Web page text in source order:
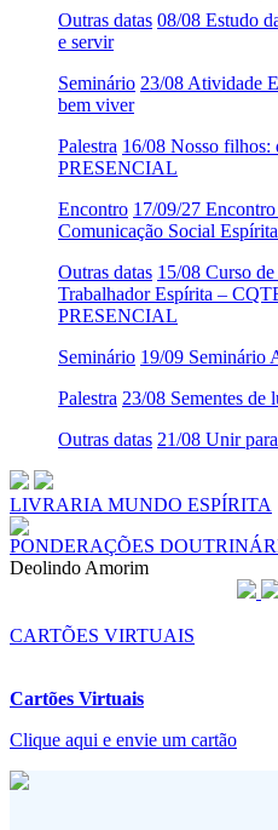
Outras datas 08/08 Estudo
e servir
Seminário 23/08 Atividade
bem viver
Palestra 16/08 Nosso filhos:
PRESENCIAL
Encontro 17/09/27
Comunicação Social
Outras datas 15/08 Curso
Trabalhador Espírita –
PRESENCIAL
Seminário 19/09 Seminário
Palestra 23/08 Sementes
Outras datas 21/08 Unir
LIVRARIA MUNDO ESPÍRITA
PONDERAÇÕES
Deolindo Amorim
CARTÕES VIRTUAIS
Cartões Virtuais
Clique aqui e envie um cartão